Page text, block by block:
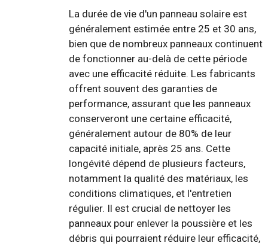
La durée de vie d'un panneau solaire est
généralement estimée entre 25 et 30 ans,
bien que de nombreux panneaux continuent
de fonctionner au-delà de cette période
avec une efficacité réduite. Les fabricants
offrent souvent des garanties de
performance, assurant que les panneaux
conserveront une certaine efficacité,
généralement autour de 80% de leur
capacité initiale, après 25 ans. Cette
longévité dépend de plusieurs facteurs,
notamment la qualité des matériaux, les
conditions climatiques, et l'entretien
régulier. Il est crucial de nettoyer les
panneaux pour enlever la poussière et les
débris qui pourraient réduire leur efficacité,